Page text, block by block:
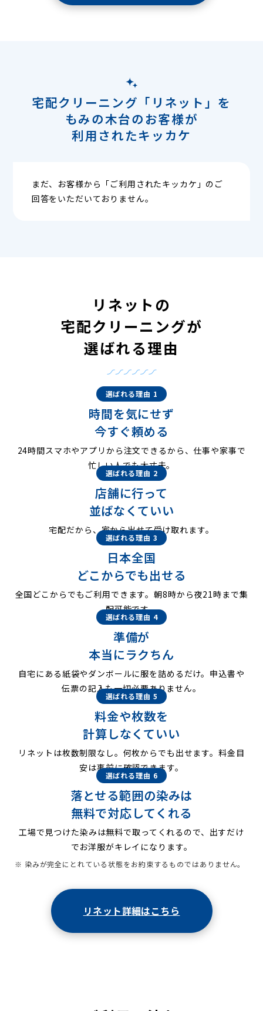
宅配クリーニング「リネット」を
もみの木台のお客様が
利用されたキッカケ
まだ、お客様から「ご利用されたキッカケ」のご
回答をいただいておりません。
リネットの
宅配クリーニングが
選ばれる理由
選ばれる理由 1
時間を気にせず
今すぐ頼める
24時間スマホやアプリから注文できるから、仕事や家事で
忙しい人でも大丈夫。
選ばれる理由 2
店舗に行って
並ばなくていい
宅配だから、家から出せて受け取れます。
選ばれる理由 3
日本全国
どこからでも出せる
全国どこからでもご利用できます。朝8時から夜21時まで集
配可能です。
選ばれる理由 4
準備が
本当にラクちん
自宅にある紙袋やダンボールに服を詰めるだけ。申込書や
伝票の記入も一切必要ありません。
選ばれる理由 5
料金や枚数を
計算しなくていい
リネットは枚数制限なし。何枚からでも出せます。料金目
安は事前に確認できます。
選ばれる理由 6
落とせる範囲の染みは
無料で対応してくれる
工場で見つけた染みは無料で取ってくれるので、出すだけ
でお洋服がキレイになります。
※ 染みが完全にとれている状態をお約束するものではありません。
リネット詳細はこちら